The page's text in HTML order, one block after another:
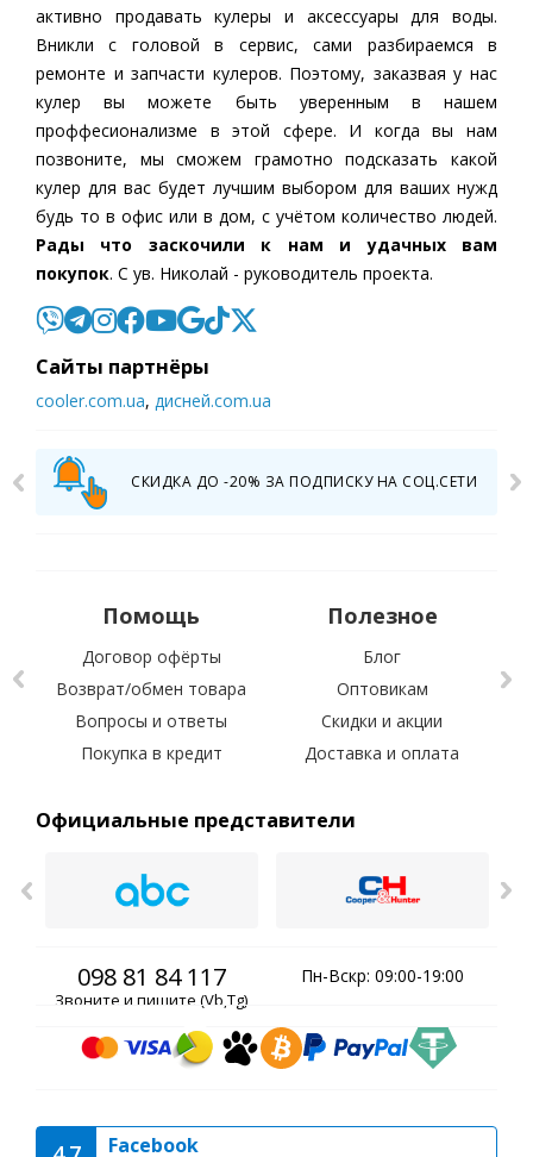
активно продавать кулеры и аксессуары для воды.
Вникли с головой в сервис, сами разбираемся в
ремонте и запчасти кулеров. Поэтому, заказвая у нас
кулер вы можете быть уверенным в нашем
проффесионализме в этой сфере. И когда вы нам
позвоните, мы сможем грамотно подсказать какой
кулер для вас будет лучшим выбором для ваших нужд
будь то в офис или в дом, с учётом количество людей.
Рады что заскочили к нам и удачных вам
покупок. С ув. Николай - руководитель проекта.
Cайты партнёры
cooler.com.ua, дисней.com.ua
СКИДКА ДО -20% ЗА ПОДПИСКУ НА СОЦ.СЕТИ
Помощь
Договор офёрты
Возврат/обмен товара
Вопросы и ответы
Покупка в кредит
Полезное
Блог
Оптовикам
Скидки и акции
Доставка и оплата
Официальные представители
098 81 84 117
Звоните и пишите (Vb,Tg)
Пн-Вскр: 09:00-19:00
Facebook